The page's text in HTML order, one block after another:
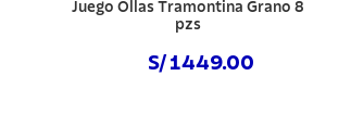
Juego Ollas Tramontina Grano 8
pzs
S/ 1449.00